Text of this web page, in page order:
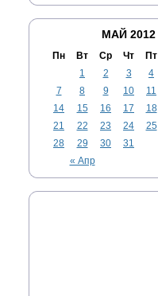
МАЙ 2012
Пн Вт Ср Чт Пт
« Апр
1 2 3 4
7
8 9 10 11
14
15 16 17 18
21
22 23 24 25
28
29 30 31